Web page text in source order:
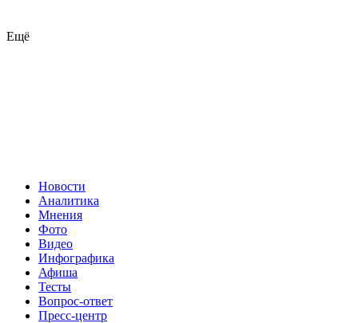
Ещё
Новости
Аналитика
Мнения
Фото
Видео
Инфографика
Афиша
Тесты
Вопрос-ответ
Пресс-центр